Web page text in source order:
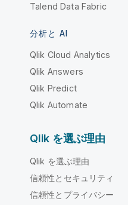
Talend Data Fabric
分析と AI
Qlik Cloud Analytics
Qlik Answers
Qlik Predict
Qlik Automate
Qlik を選ぶ理由
Qlik を選ぶ理由
信頼性とセキュリティ
信頼性とプライバシー